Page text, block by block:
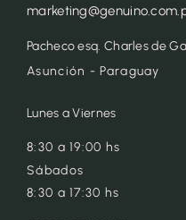
Pacheco esq. Charles de
Asunción - Paraguay
Lunes a Viernes
8:30 a 19:00 hs
Sábados
8:30 a 17:30 hs